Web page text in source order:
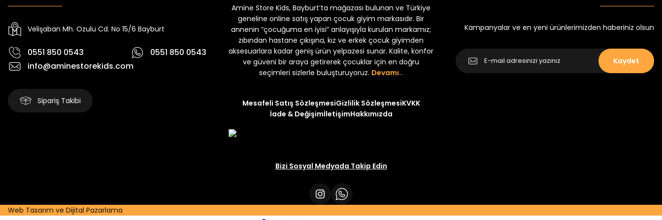
Yeni Yeni₺ 250 Yeni
₺ 320 ₺ 250
Velişaban Mh. Ozulu Cd. No 15/6 Bayburt
0551 850 0543
0551 850 0543
info@aminestorekids.com
Sipariş Takibi
Amine Store Kids, Bayburt’ta mağazası bulunan ve Türkiye
geneline online satış yapan çocuk giyim markasıdır. Bir
annenin “çocuğuma en iyisi” anlayışıyla kurulan markamız;
zıbından hastane çıkışına, kız ve erkek çocuk giyimden
aksesuarlara kadar geniş ürün yelpazesi sunar. Kalite, konfor
ve güveni bir araya getirerek çocuklar için en doğru
seçimleri sizlerle buluşturuyoruz. Devamı..
Mesafeli Satış SözleşmesiGizlilik SözleşmesiKVKK
İade & DeğişimİletişimHakkımızda
Bizi Sosyal Medyada Takip Edin
Kampanyalar ve en yeni ürünlerimizden haberiniz olsun
Kaydet
Web Tasarım ve Dijital Pazarlama